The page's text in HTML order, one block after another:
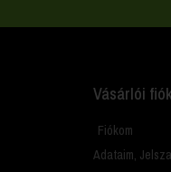
Vásárlói fiók
Fiókom
Adataim,